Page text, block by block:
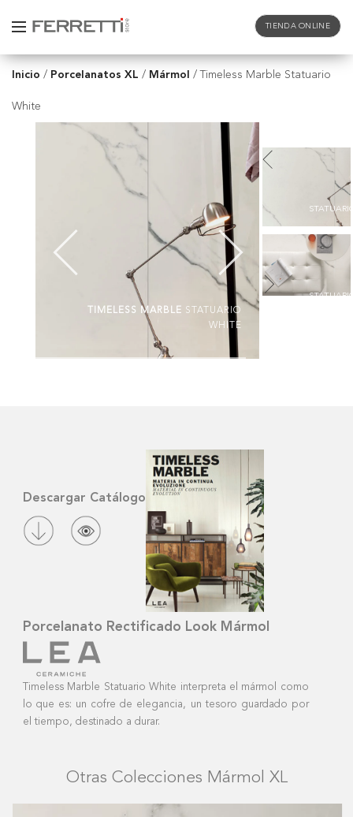
TIENDA ONLINE
Inicio / Porcelanatos XL / Mármol / Timeless Marble Statuario
White
TIMELESS MARBLE STATUARIO
WHITE
Descargar Catálogo
Porcelanato Rectificado Look Mármol
Timeless Marble Statuario White interpreta el mármol como
lo que es: un cofre de elegancia, un tesoro guardado por
el tiempo, destinado a durar.
Otras Colecciones Mármol XL